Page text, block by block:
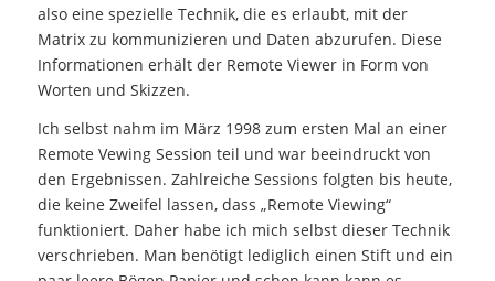
also eine spezielle Technik, die es erlaubt, mit der
Matrix zu kommunizieren und Daten abzurufen. Diese
Informationen erhält der Remote Viewer in Form von
Worten und Skizzen.
Ich selbst nahm im März 1998 zum ersten Mal an einer
Remote Vewing Session teil und war beeindruckt von
den Ergebnissen. Zahlreiche Sessions folgten bis heute,
die keine Zweifel lassen, dass „Remote Viewing“
funktioniert. Daher habe ich mich selbst dieser Technik
verschrieben. Man benötigt lediglich einen Stift und ein